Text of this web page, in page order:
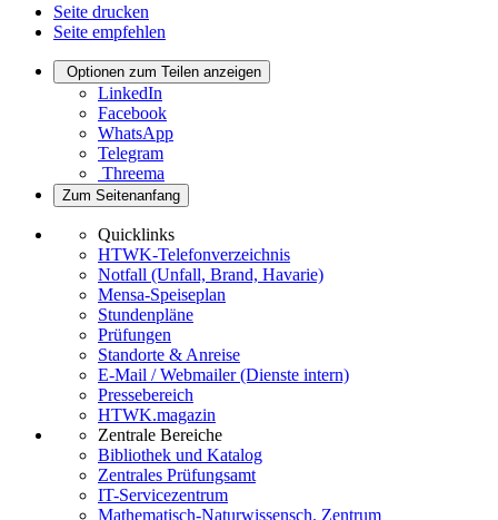
Seite drucken
Seite empfehlen
Optionen zum Teilen anzeigen
LinkedIn
Facebook
WhatsApp
Telegram
Threema
Zum Seitenanfang
Quicklinks
HTWK-Telefonverzeichnis
Notfall (Unfall, Brand, Havarie)
Mensa-Speiseplan
Stundenpläne
Prüfungen
Standorte & Anreise
E-Mail / Webmailer (Dienste intern)
Pressebereich
HTWK.magazin
Zentrale Bereiche
Bibliothek und Katalog
Zentrales Prüfungsamt
IT-Servicezentrum
Mathematisch-Naturwissensch. Zentrum